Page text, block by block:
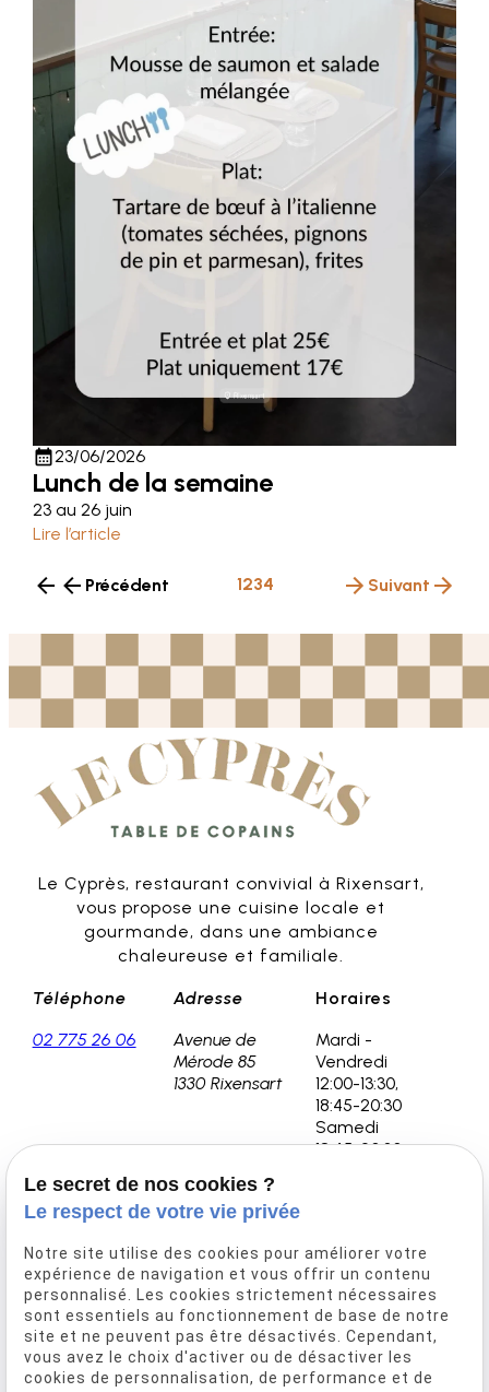
calendar_month23/06/2026
Lunch de la semaine
23 au 26 juin
Lire l’article
Précédent 1234 Suivant
Le Cyprès, restaurant convivial à Rixensart,
vous propose une cuisine locale et
gourmande, dans une ambiance
chaleureuse et familiale.
Téléphone
02 775 26 06
Adresse
Avenue de
Mérode 85
1330 Rixensart
Horaires
Mardi -
Vendredi
12:00-13:30,
18:45-20:30
Samedi
18:45-20:30
Accueil
Notre histoire
Découvrez la carte
Événementiel
Réservation
Nos conseils
Le secret de nos cookies ?
Le respect de votre vie privée
Notre site utilise des cookies pour améliorer votre
expérience de navigation et vous offrir un contenu
personnalisé. Les cookies strictement nécessaires
sont essentiels au fonctionnement de base de notre
site et ne peuvent pas être désactivés. Cependant,
vous avez le choix d'activer ou de désactiver les
cookies de personnalisation, de performance et de